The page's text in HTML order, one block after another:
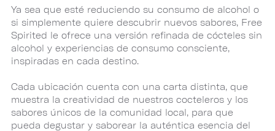
Ya sea que esté reduciendo su consumo de alcohol o
si simplemente quiere descubrir nuevos sabores, Free
Spirited le ofrece una versión refinada de cócteles sin
alcohol y experiencias de consumo consciente,
inspiradas en cada destino.
Cada ubicación cuenta con una carta distinta, que
muestra la creatividad de nuestros cocteleros y los
sabores únicos de la comunidad local, para que
pueda degustar y saborear la auténtica esencia del